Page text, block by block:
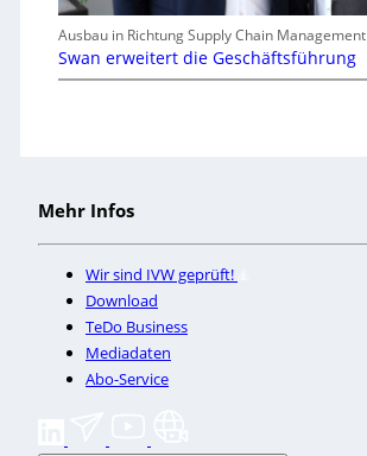
Ausbau in Richtung Supply Chain Management
Swan erweitert die Geschäftsführung
Mehr Infos
Wir sind IVW geprüft!
Download
TeDo Business
Mediadaten
Abo-Service